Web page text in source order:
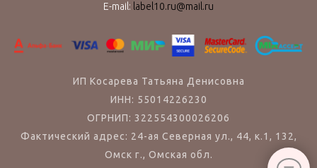
E-mail: label10.ru@mail.ru
ИП Косарева Татьяна Денисовна
ИНН: 55014226230
ОГРНИП: 322554300026206
Фактический адрес: 24-ая Северная ул., 44, к.1, 132,
Омск г., Омская обл.